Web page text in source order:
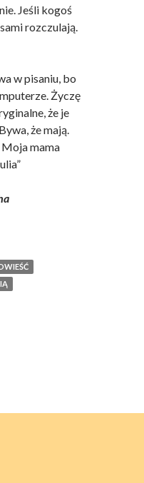
Jeśli kogoś
rozczulają.
w pisaniu, bo
Życzę
że je
że mają.
Moja mama